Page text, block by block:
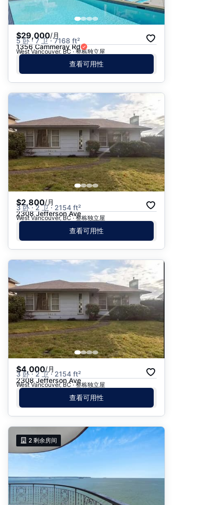
$29,000/月
5 卧 · 7 卫 · 7168 ft²
1356 Cammeray Rd
West Vancouver, BC · 整栋独立屋
查看可用性
$2,800/月
3 卧 · 2 卫 · 2154 ft²
2308 Jefferson Ave
West Vancouver, BC · 整栋独立屋
查看可用性
$4,000/月
3 卧 · 2 卫 · 2154 ft²
2308 Jefferson Ave
West Vancouver, BC · 整栋独立屋
查看可用性
2 剩余房间